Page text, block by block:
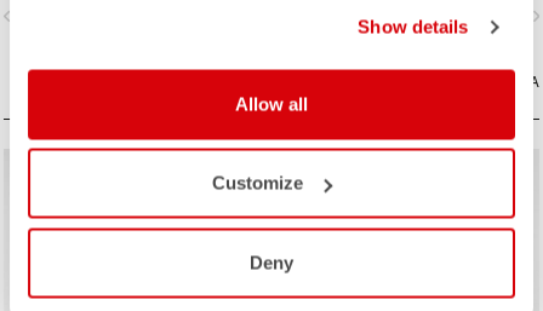
Show details
Allow all
Customize
Deny
un'ottima vestibilità. Perfetta da
portare con te se c'è possibilità di
discesa.
CONFRONTA
40% OFF